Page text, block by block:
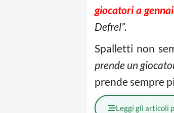
giocatori a
Defrel”.
Spalletti non
prende un
prende sempre
Leggi gli articoli